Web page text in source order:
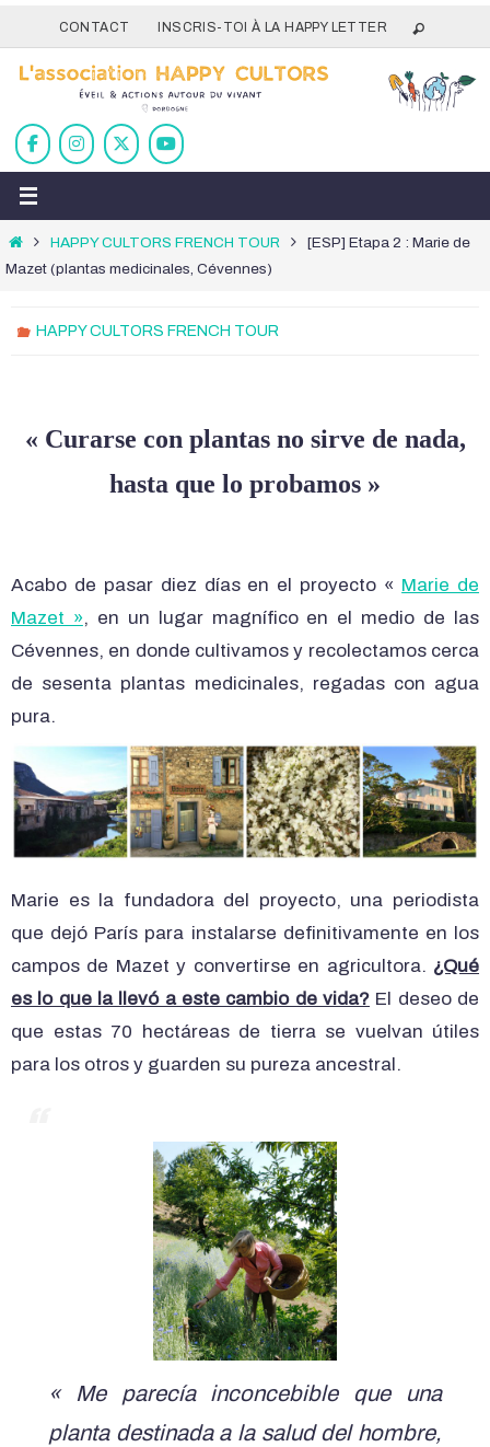
vers
contenu
CONTACT INSCRIS-TOI À LA HAPPY LETTER
HomeHAPPY CULTORS FRENCH TOUR
[ESP] Etapa 2 : Marie de
Mazet (plantas medicinales, Cévennes)
HAPPY CULTORS FRENCH TOUR
« Curarse con plantas no sirve de nada,
hasta que lo probamos »
Acabo de pasar diez días en el proyecto « Marie de
Mazet », en un lugar magnífico en el medio de las
Cévennes, en donde cultivamos y recolectamos cerca
de sesenta plantas medicinales, regadas con agua
pura.
Marie es la fundadora del proyecto, una periodista
que dejó París para instalarse definitivamente en los
campos de Mazet y convertirse en agricultora. ¿Qué
es lo que la llevó a este cambio de vida? El deseo de
que estas 70 hectáreas de tierra se vuelvan útiles
para los otros y guarden su pureza ancestral.
« Me parecía inconcebible que una
planta destinada a la salud del hombre,